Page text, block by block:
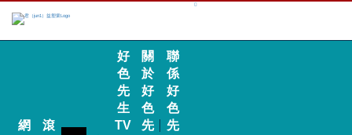
網
滾
好
色
先
生
TV
關
於
好
色
先
聯
係
好
色
先